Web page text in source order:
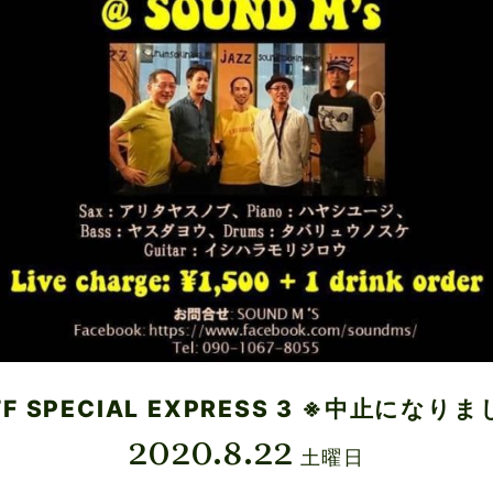
SPECIAL EXPRESS 3 ※中止になりま
2020.8.22 土曜日